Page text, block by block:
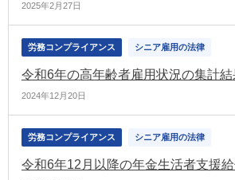
2025年2月27日
労務コンプライアンス シニア雇用の法律
2024年12月20日
労務コンプライアンス シニア雇用の法律